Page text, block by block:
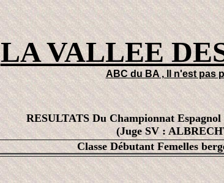
LA VALLEE
ABC du BA , Il n'est pas
RESULTATS Du Championnat
(Juge SV :
Classe Débutant Femelles